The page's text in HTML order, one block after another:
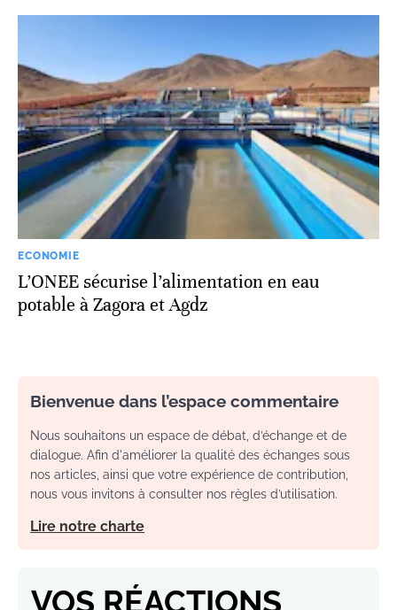
ECONOMIE
L’ONEE sécurise l’alimentation en eau
potable à Zagora et Agdz
Bienvenue dans l’espace commentaire
Nous souhaitons un espace de débat, d’échange et de
dialogue. Afin d'améliorer la qualité des échanges sous
nos articles, ainsi que votre expérience de contribution,
nous vous invitons à consulter nos règles d’utilisation.
Lire notre charte
VOS RÉACTIONS